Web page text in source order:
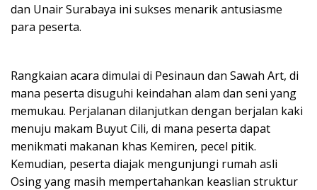
dan Unair Surabaya ini sukses menarik antusiasme
para peserta.
Rangkaian acara dimulai di Pesinaun dan Sawah Art, di
mana peserta disuguhi keindahan alam dan seni yang
memukau. Perjalanan dilanjutkan dengan berjalan kaki
menuju makam Buyut Cili, di mana peserta dapat
menikmati makanan khas Kemiren, pecel pitik.
Kemudian, peserta diajak mengunjungi rumah asli
Osing yang masih mempertahankan keaslian struktur